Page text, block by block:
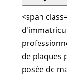
<span
de plaques
posée de